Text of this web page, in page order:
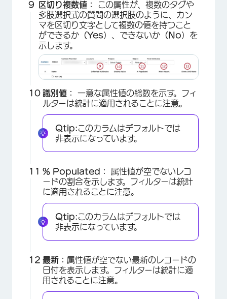
区切り複数値：
この属性が、複数のタグや
多肢選択式の質問の選択肢のように、カン
マを区切り文字として複数の値を持つこと
ができるか （Yes）、できないか （No）を
示します。
識別値： 一意な属性値の総数を示す。フィ
ルターは統計に適用されることに注意。
Qtip:このカラムはデフォルトでは
非表示になっています。
% Populated： 属性値が空でないレコ
ードの割合を示します。フィルターは統計
に適用されることに注意。
Qtip:このカラムはデフォルトでは
非表示になっています。
最新： 属性値が空でない最新のレコードの
日付を表示します。フィルターは統計に適
用されることに注意。